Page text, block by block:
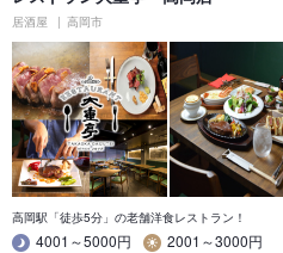
居酒屋 高岡市
高岡駅「徒歩5分」の老舗洋食レストラン！
4001～5000円
2001～3000円